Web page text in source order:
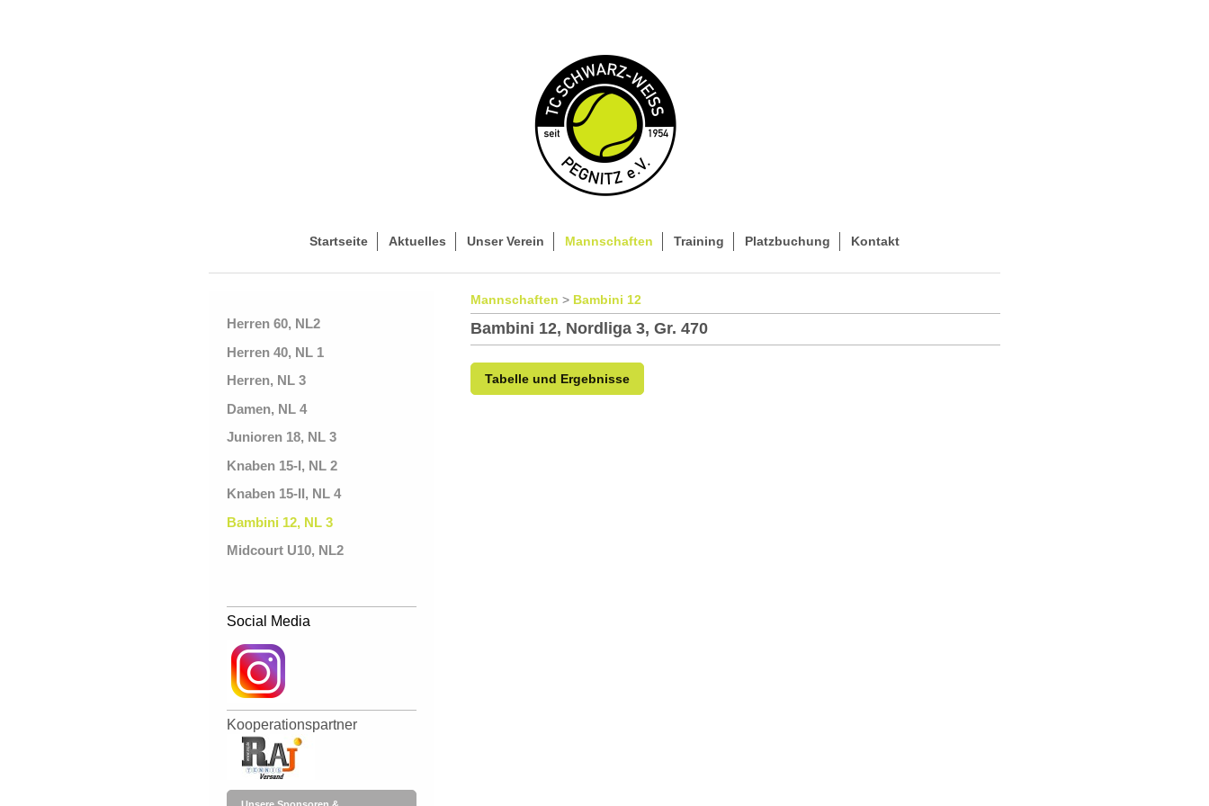
Startseite Aktuelles Unser Verein Mannschaften Training Platzbuchung Kontakt
Mannschaften > Bambini 12
Bambini 12, Nordliga 3, Gr. 470
Tabelle und Ergebnisse
Herren 60, NL2
Herren 40, NL 1
Herren, NL 3
Damen, NL 4
Junioren 18, NL 3
Knaben 15-I, NL 2
Knaben 15-II, NL 4
Bambini 12, NL 3
Midcourt U10, NL2
Social Media
Kooperationspartner
Unsere Sponsoren &